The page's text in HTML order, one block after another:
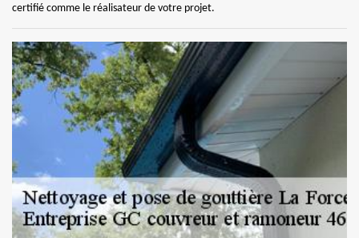
certifié comme le réalisateur de votre projet.